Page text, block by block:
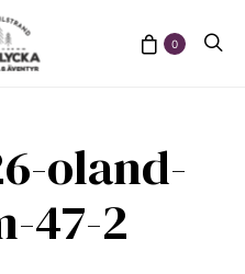
0
oland-
47-2